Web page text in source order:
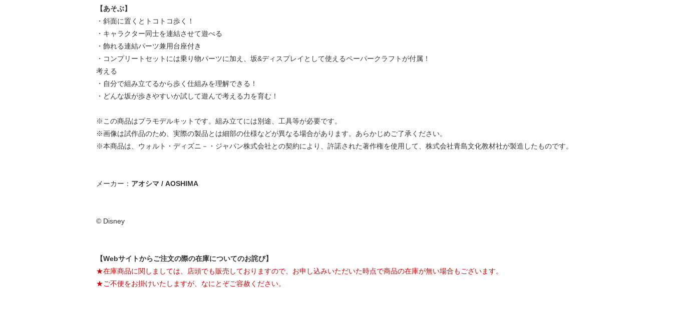
【あそぶ】
・斜面に置くとトコトコ歩く！
・キャラクター同士を連結させて遊べる
・飾れる連結パーツ兼用台座付き
・コンプリートセットには乗り物パーツに加え、坂&ディスプレイとして使えるペーパークラフトが付属！
考える
・自分で組み立てるから歩く仕組みを理解できる！
・どんな坂が歩きやすいか試して遊んで考える力を育む！
※この商品はプラモデルキットです。組み立てには別途、工具等が必要です。
※画像は試作品のため、実際の製品とは細部の仕様などが異なる場合があります。あらかじめご了承ください。
※本商品は、ウォルト・ディズニ－・ジャパン株式会社との契約により、許諾された著作権を使用して、株式会社青島文化教材社が製造したものです。
メーカー： アオシマ / AOSHIMA
© Disney
【Webサイトからご注文の際の在庫についてのお詫び】
★在庫商品に関しましては、店頭でも販売しておりますので、お申し込みいただいた時点で商品の在庫が無い場合もございます。
★ご不便をお掛けいたしますが、なにとぞご容赦ください。